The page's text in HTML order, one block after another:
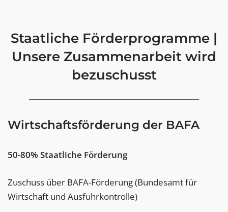
Staatliche Förderprogramme |
Unsere Zusammenarbeit wird
bezuschusst
Wirtschaftsförderung der BAFA
50-80% Staatliche Förderung
Zuschuss über BAFA-Förderung (Bundesamt für
Wirtschaft und Ausfuhrkontrolle)